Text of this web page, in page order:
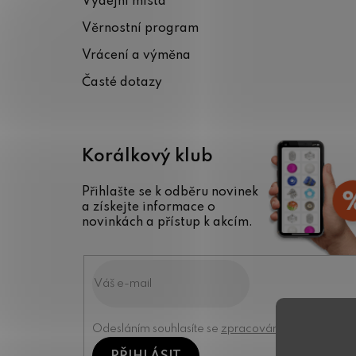
Věrnostní program
Vrácení a výměna
Časté dotazy
Korálkový klub
Přihlašte se k odběru novinek
a získejte informace o
novinkách a přístup k akcím.
Odesláním souhlasíte se zpracováním osobních